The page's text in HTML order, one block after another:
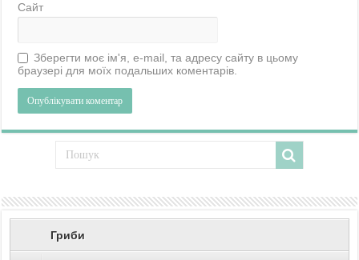
Сайт
Зберегти моє ім'я, e-mail, та адресу сайту в цьому
браузері для моїх подальших коментарів.
Гриби